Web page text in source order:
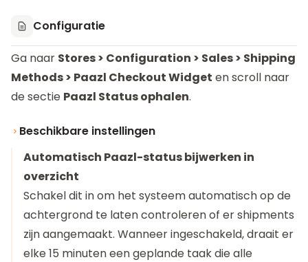
Configuratie
Ga naar Stores > Configuration > Sales > Shipping
Methods > Paazl Checkout Widget en scroll naar
de sectie Paazl Status ophalen.
Beschikbare instellingen
Automatisch Paazl-status bijwerken in
overzicht
Schakel dit in om het systeem automatisch op de
achtergrond te laten controleren of er shipments
zijn aangemaakt. Wanneer ingeschakeld, draait er
elke 15 minuten een geplande taak die alle